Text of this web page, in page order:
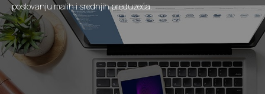
poslovanju malih i srednjih preduzeća.